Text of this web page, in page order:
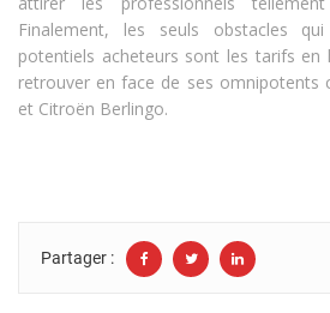
Finalement, les seuls obstacles
potentiels acheteurs sont les tarifs
retrouver en face de ses omnipotents
et Citroën Berlingo.
Partager :